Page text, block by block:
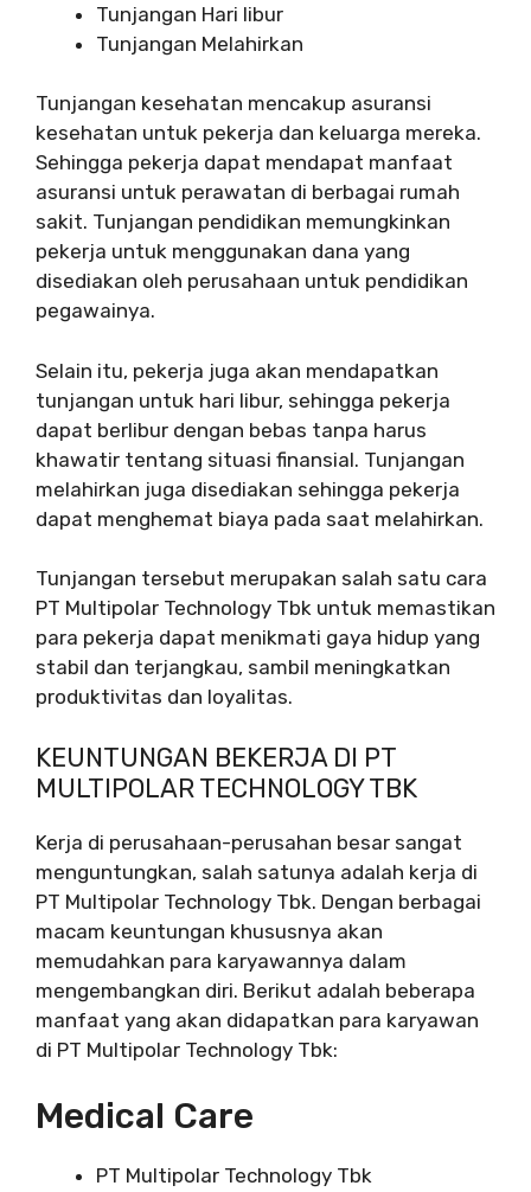
Tunjangan Hari libur
Tunjangan Melahirkan
Tunjangan kesehatan mencakup asuransi
kesehatan untuk pekerja dan keluarga mereka.
Sehingga pekerja dapat mendapat manfaat
asuransi untuk perawatan di berbagai rumah
sakit. Tunjangan pendidikan memungkinkan
pekerja untuk menggunakan dana yang
disediakan oleh perusahaan untuk pendidikan
pegawainya.
Selain itu, pekerja juga akan mendapatkan
tunjangan untuk hari libur, sehingga pekerja
dapat berlibur dengan bebas tanpa harus
khawatir tentang situasi finansial. Tunjangan
melahirkan juga disediakan sehingga pekerja
dapat menghemat biaya pada saat melahirkan.
Tunjangan tersebut merupakan salah satu cara
PT Multipolar Technology Tbk untuk memastikan
para pekerja dapat menikmati gaya hidup yang
stabil dan terjangkau, sambil meningkatkan
produktivitas dan loyalitas.
KEUNTUNGAN BEKERJA DI PT
MULTIPOLAR TECHNOLOGY TBK
Kerja di perusahaan-perusahan besar sangat
menguntungkan, salah satunya adalah kerja di
PT Multipolar Technology Tbk. Dengan berbagai
macam keuntungan khususnya akan
memudahkan para karyawannya dalam
mengembangkan diri. Berikut adalah beberapa
manfaat yang akan didapatkan para karyawan
di PT Multipolar Technology Tbk:
Medical Care
PT Multipolar Technology Tbk